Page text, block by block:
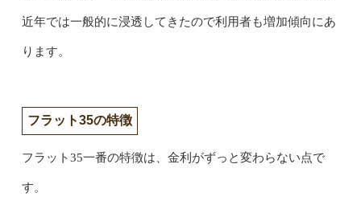
近年では一般的に浸透してきたので利用者も増加傾向にあ
ります。
フラット35の特徴
フラット35一番の特徴は、金利がずっと変わらない点で
す。